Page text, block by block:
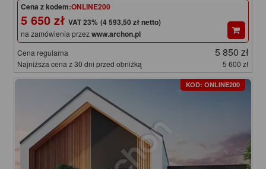
Cena z kodem:ONLINE200
5 650 zł (4 593,50 zł netto)
na zamówienia przezwww.archon.pl
Cena regularna 5 850 zł
Najniższa cena z 30 dni przed obniżką 5 600 zł
KOD: ONLINE200